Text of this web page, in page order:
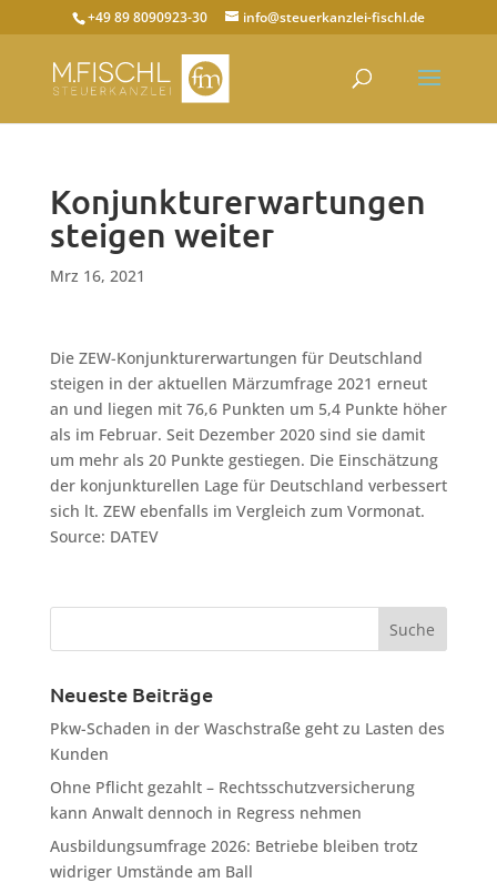
+49 89 8090923-30 info@steuerkanzlei-fischl.de
Konjunkturerwartungen
steigen weiter
Mrz 16, 2021
Die ZEW-Konjunkturerwartungen für Deutschland
steigen in der aktuellen Märzumfrage 2021 erneut
an und liegen mit 76,6 Punkten um 5,4 Punkte höher
als im Februar. Seit Dezember 2020 sind sie damit
um mehr als 20 Punkte gestiegen. Die Einschätzung
der konjunkturellen Lage für Deutschland verbessert
sich lt. ZEW ebenfalls im Vergleich zum Vormonat.
Source: DATEV
Neueste Beiträge
Pkw-Schaden in der Waschstraße geht zu Lasten des
Kunden
Ohne Pflicht gezahlt – Rechtsschutzversicherung
kann Anwalt dennoch in Regress nehmen
Ausbildungsumfrage 2026: Betriebe bleiben trotz
widriger Umstände am Ball